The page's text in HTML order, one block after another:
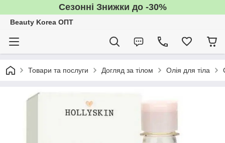
Сезонні Знижки до -30%
Beauty Korea ОПТ
Товари та послуги Догляд за тілом Олія для тіла